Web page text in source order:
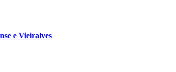
e Vieiralves